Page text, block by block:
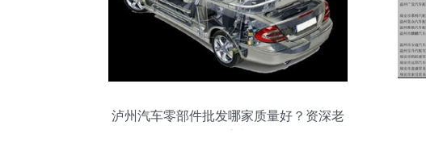
泸州汽车零部件批发哪家质量好？资深老